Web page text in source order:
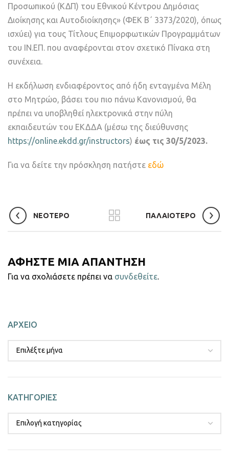
Προσωπικού (ΚΔΠ) του Εθνικού Κέντρου Δημόσιας
Διοίκησης και Αυτοδιοίκησης» (ΦΕΚ B΄ 3373/2020), όπως
ισχύει) για τους Τίτλους Επιμορφωτικών Προγραμμάτων
του ΙΝ.ΕΠ. που αναφέρονται στον σχετικό Πίνακα στη
συνέχεια.
Η εκδήλωση ενδιαφέροντος από ήδη ενταγμένα Μέλη
στο Μητρώο, βάσει του πιο πάνω Κανονισμού, θα
πρέπει να υποβληθεί ηλεκτρονικά στην πύλη
εκπαιδευτών του ΕΚΔΔΑ (μέσω της διεύθυνσης
https://online.ekdd.gr/instructors) έως τις 30/5/2023.
Για να δείτε την πρόσκληση πατήστε εδώ
ΝΕΟΤΕΡΟ ΠΑΛΑΙΟΤΕΡΟ
ΑΦΗΣΤΕ ΜΙΑ ΑΠΑΝΤΗΣΗ
Για να σχολιάσετε πρέπει να συνδεθείτε.
ΑΡΧΕΙΟ
ΚΑΤΗΓΟΡΙΕΣ